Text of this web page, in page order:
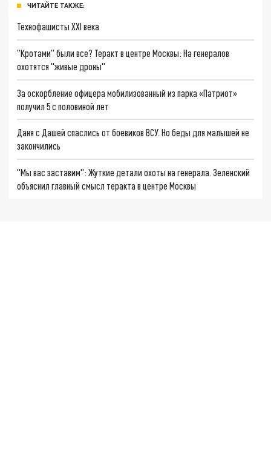
ЧИТАЙТЕ ТАКЖЕ:
Технофашисты XXI века
"Кротами" были все? Теракт в центре Москвы: На генералов
охотятся "живые дроны"
За оскорбление офицера мобилизованный из парка «Патриот»
получил 5 с половиной лет
Даня с Дашей спаслись от боевиков ВСУ. Но беды для малышей не
закончились
"Мы вас заставим": Жуткие детали охоты на генерала. Зеленский
объяснил главный смысл теракта в центре Москвы